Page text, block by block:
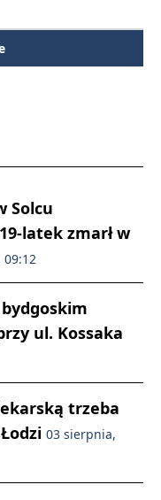
Solcu
latek zmarł w
ul. Kossaka
trzeba
03 sierpnia,